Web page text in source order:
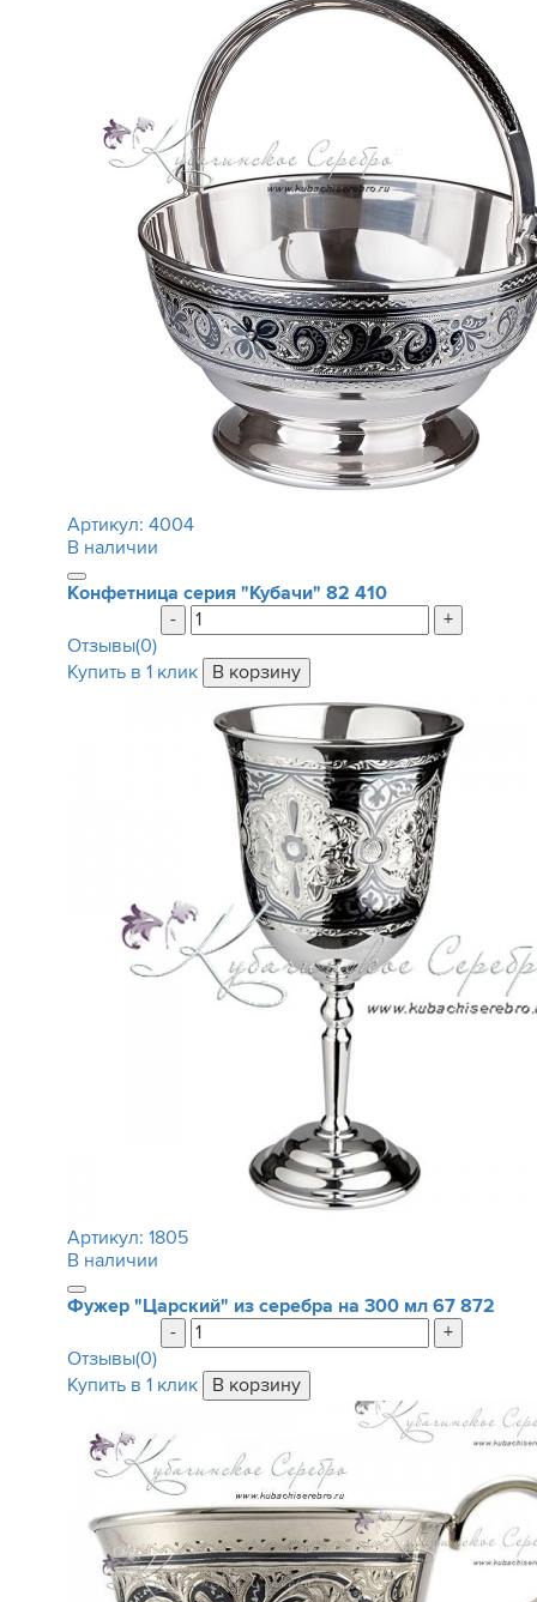
Артикул: 4004
В наличии
Конфетница серия "Кубачи" 82 410
-
+
Отзывы(0)
Купить в 1 клик
Артикул: 1805
В наличии
Фужер "Царский" из серебра на 300 мл 67 872
-
+
Отзывы(0)
Купить в 1 клик